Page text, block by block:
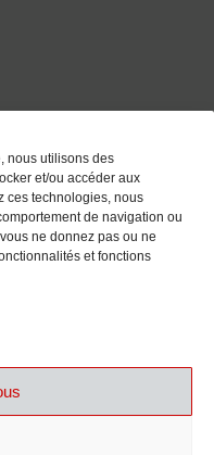
nous utilisons des
et/ou accéder aux
ces technologies, nous
de navigation ou
ne donnez pas ou ne
et fonctions